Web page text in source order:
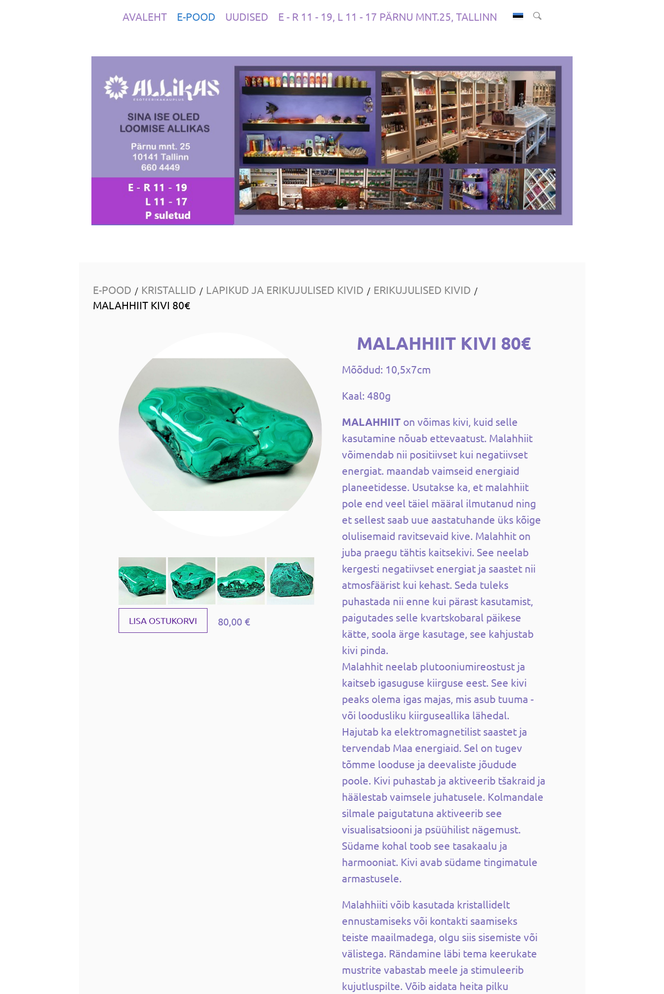
AVALEHT E-POOD UUDISED E - R 11 - 19, L 11 - 17 PÄRNU MNT.25, TALLINN
E-POOD / KRISTALLID / LAPIKUD JA ERIKUJULISED KIVID / ERIKUJULISED KIVID /
MALAHHIIT KIVI 80€
LISA OSTUKORVI 80,00 €
MALAHHIIT KIVI 80€
Mõõdud: 10,5x7cm
Kaal: 480g
MALAHHIIT on võimas kivi, kuid selle
kasutamine nõuab ettevaatust. Malahhiit
võimendab nii positiivset kui negatiivset
energiat. maandab vaimseid energiaid
planeetidesse. Usutakse ka, et malahhiit
pole end veel täiel määral ilmutanud ning
et sellest saab uue aastatuhande üks kõige
olulisemaid ravitsevaid kive. Malahhit on
juba praegu tähtis kaitsekivi. See neelab
kergesti negatiivset energiat ja saastet nii
atmosfäärist kui kehast. Seda tuleks
puhastada nii enne kui pärast kasutamist,
paigutades selle kvartskobaral päikese
kätte, soola ärge kasutage, see kahjustab
kivi pinda.
Malahhit neelab plutooniumireostust ja
kaitseb igasuguse kiirguse eest. See kivi
peaks olema igas majas, mis asub tuuma -
või loodusliku kiirguseallika lähedal.
Hajutab ka elektromagnetilist saastet ja
tervendab Maa energiaid. Sel on tugev
tõmme looduse ja deevaliste jõudude
poole. Kivi puhastab ja aktiveerib tšakraid ja
häälestab vaimsele juhatusele. Kolmandale
silmale paigutatuna aktiveerib see
visualisatsiooni ja psüühilist nägemust.
Südame kohal toob see tasakaalu ja
harmooniat. Kivi avab südame tingimatule
armastusele.
Malahhiiti võib kasutada kristallidelt
ennustamiseks või kontakti saamiseks
teiste maailmadega, olgu siis sisemiste või
välistega. Rändamine läbi tema keerukate
mustrite vabastab meele ja stimuleerib
kujutluspilte. Võib aidata heita pilku